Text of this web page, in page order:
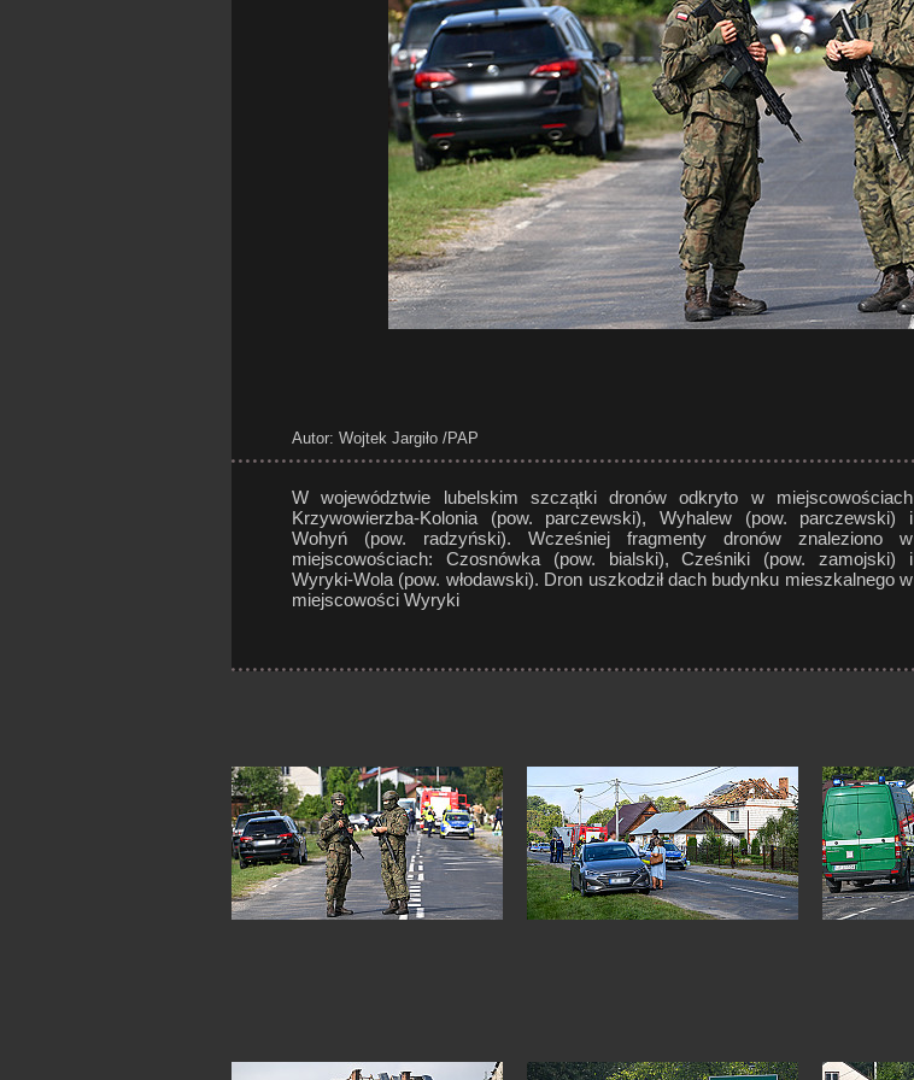
Autor: Wojtek Jargiło /PAP
W województwie lubelskim szczątki dronów odkryto w miejscowościach
Krzywowierzba-Kolonia (pow. parczewski), Wyhalew (pow. parczewski) i
Wohyń (pow. radzyński). Wcześniej fragmenty dronów znaleziono w
miejscowościach: Czosnówka (pow. bialski), Cześniki (pow. zamojski) i
Wyryki-Wola (pow. włodawski). Dron uszkodził dach budynku mieszkalnego w
miejscowości Wyryki